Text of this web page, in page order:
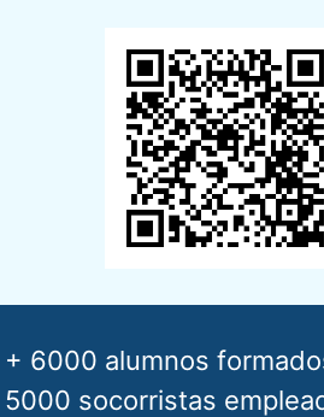
+ 6000 alumnos
5000 socorristas